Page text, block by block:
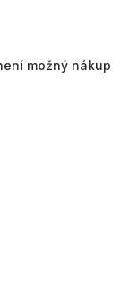
možný nákup